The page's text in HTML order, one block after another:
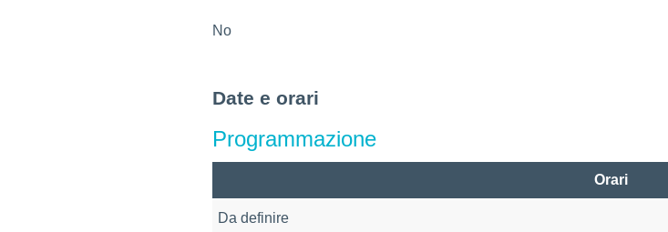
No
Date e orari
Programmazione
Orari
Da definire